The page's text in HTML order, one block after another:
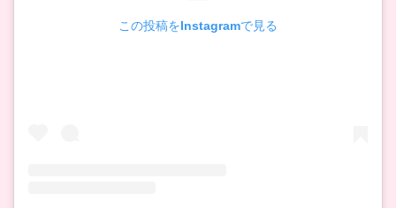
この投稿をInstagramで見る